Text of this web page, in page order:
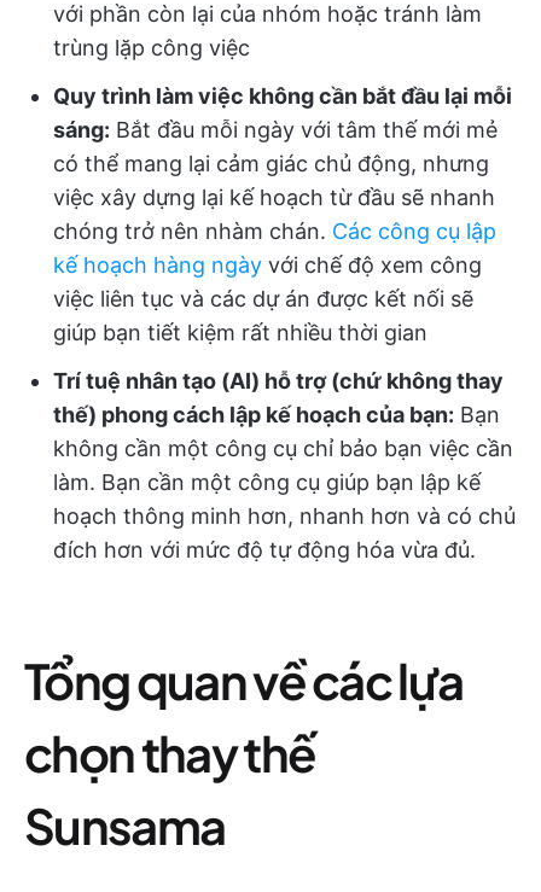
với phần còn lại của nhóm hoặc tránh làm
trùng lặp công việc
Quy trình làm việc không cần bắt đầu lại mỗi
sáng: Bắt đầu mỗi ngày với tâm thế mới mẻ
có thể mang lại cảm giác chủ động, nhưng
việc xây dựng lại kế hoạch từ đầu sẽ nhanh
chóng trở nên nhàm chán. Các công cụ lập
kế hoạch hàng ngày với chế độ xem công
việc liên tục và các dự án được kết nối sẽ
giúp bạn tiết kiệm rất nhiều thời gian
Trí tuệ nhân tạo (AI) hỗ trợ (chứ không thay
thế) phong cách lập kế hoạch của bạn: Bạn
không cần một công cụ chỉ bảo bạn việc cần
làm. Bạn cần một công cụ giúp bạn lập kế
hoạch thông minh hơn, nhanh hơn và có chủ
đích hơn với mức độ tự động hóa vừa đủ.
Tổng quan về các lựa
chọn thay thế
Sunsama